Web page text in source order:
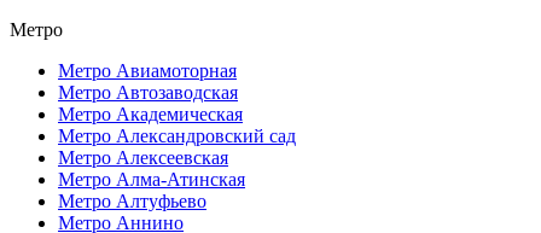
Метро
Метро Авиамоторная
Метро Автозаводская
Метро Академическая
Метро Александровский сад
Метро Алексеевская
Метро Алма-Атинская
Метро Алтуфьево
Метро Аннино